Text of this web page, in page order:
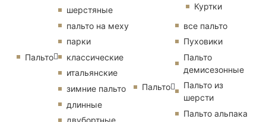
Пальто
шерстяные
пальто на меху
парки
классические
итальянские
зимние пальто
длинные
Куртки
Пальто
все пальто
Пуховики
Пальто
демисезонные
Пальто из
шерсти
Пальто альпака